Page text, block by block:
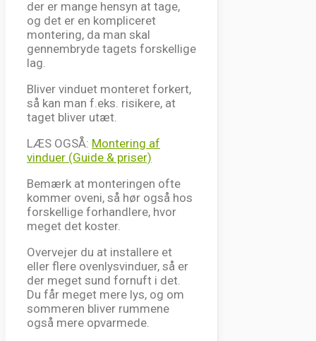
der er mange hensyn at tage,
og det er en kompliceret
montering, da man skal
gennembryde tagets forskellige
lag.
Bliver vinduet monteret forkert,
så kan man f.eks. risikere, at
taget bliver utæt.
LÆS OGSÅ: Montering af
vinduer (Guide & priser)
Bemærk at monteringen ofte
kommer oveni, så hør også hos
forskellige forhandlere, hvor
meget det koster.
Overvejer du at installere et
eller flere ovenlysvinduer, så er
der meget sund fornuft i det.
Du får meget mere lys, og om
sommeren bliver rummene
også mere opvarmede.